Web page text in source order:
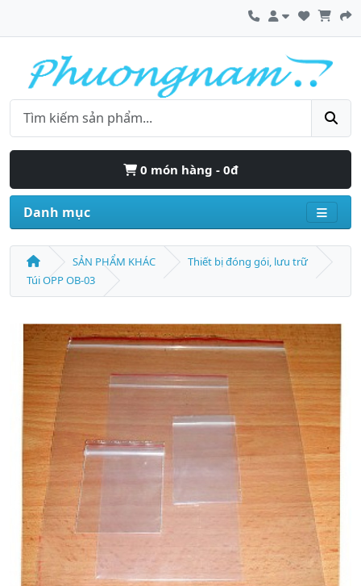
0 món hàng - 0đ
Danh mục
SẢN PHẨM KHÁC
Thiết bị đóng gói, lưu trữ
Túi OPP OB-03